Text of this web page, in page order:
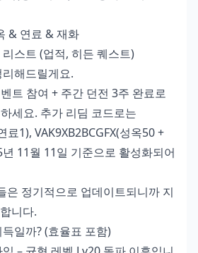
& 연료 & 재화
스트 (업적, 히든 퀘스트)
해드릴게요.
트 참여 + 주간 던전 3주 완료로
세요. 추가 리딤 코드로는
료1), VAK9XB2BCGFX(성옥50 +
11월 11일 기준으로 활성화되어
은 정기적으로 업데이트되니까 지
니다.
일까? (효율표 포함)